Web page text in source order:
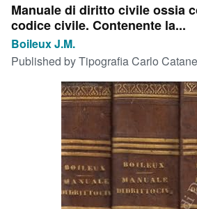
My Purchases
Advanced Search
Browse Collections
Rare Books
Art & Collectibles
Start Selling
Manuale di diritto civile ossia
codice civile. Contenente la...
Boileux J.M.
Published byTipografia Carlo Cataneo poi Stabilimento Tipografico